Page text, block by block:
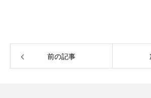
前の記事